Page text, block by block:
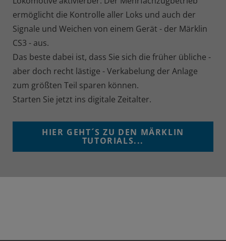
ermöglicht die Kontrolle aller Loks und auch der
Signale und Weichen von einem Gerät - der Märklin
CS3 - aus.
Das beste dabei ist, dass Sie sich die früher übliche -
aber doch recht lästige - Verkabelung der Anlage
zum größten Teil sparen können.
Starten Sie jetzt ins digitale Zeitalter.
HIER GEHT´S ZU DEN MÄRKLIN
TUTORIALS...